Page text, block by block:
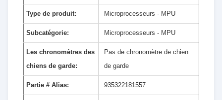
Type de produit: Microprocesseurs - MPU
Subcatégorie: Microprocesseurs - MPU
Les chronomètres des
chiens de garde:
Pas de chronomètre de chien
de garde
Partie # Alias: 935322181557